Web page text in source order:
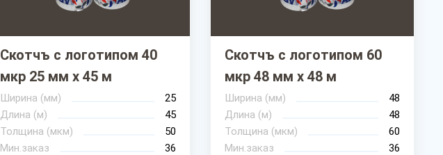
Скотчъ с логотипом 40
мкр 25 мм х 45 м
Ширина (мм)
25
Длина (м)
45
Толщина (мкм)
50
Мин.заказ
36
Скотчъ с логотипом 60
мкр 48 мм х 48 м
Ширина (мм)
48
Длина (м)
48
Толщина (мкм)
60
Мин.заказ
36